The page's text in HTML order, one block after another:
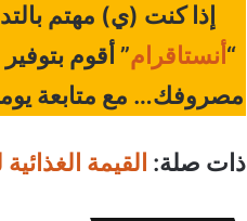
إذا كنت (ي) مهتم
“ أنستاقرام” أقوم
مصروفك… مع متابعة
ذات صلة: القيمة